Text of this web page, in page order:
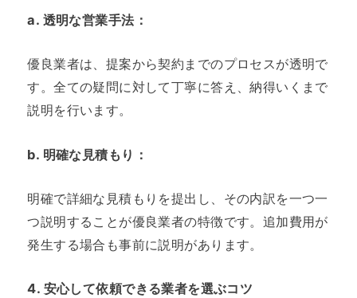
a. 透明な営業手法：
優良業者は、提案から契約までのプロセスが透明で
す。全ての疑問に対して丁寧に答え、納得いくまで
説明を行います。
b. 明確な見積もり ：
明確で詳細な見積もりを提出し、その内訳を一つ一
つ説明することが優良業者の特徴です。追加費用が
発生する場合も事前に説明があります。
4. 安心して依頼できる業者を選ぶコツ